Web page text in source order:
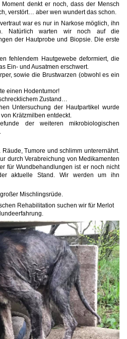
denkt er noch, dass der Mensch
verstört… aber wen wundert das schon.
war es nur in Narkose möglich, ihn
Natürlich warten wir noch auf die
der Hautprobe und Biopsie. Die erste
fehlendem Hautgewebe deformiert, die
Ein- und Ausatmen erschwert.
sowie die Brustwarzen (obwohl es ein
einen Hodentumor!
Zustand…
Untersuchung der Hautpartikel wurde
Krätzmilben entdeckt.
der weiteren mikrobiologischen
Tumore und schlimm unterernährt.
durch Verabreichung von Medikamenten
für Wundbehandlungen ist er noch nicht
aktuelle Stand. Wir werden um ihn
Mischlingsrüde.
Rehabilitation suchen wir für Merlot